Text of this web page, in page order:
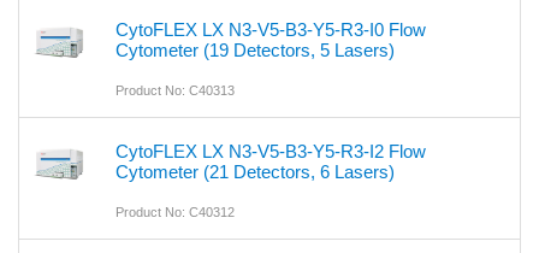
CytoFLEX LX N3-V5-B3-Y5-R3-I0 Flow
Cytometer (19 Detectors, 5 Lasers)
Product No: C40313
CytoFLEX LX N3-V5-B3-Y5-R3-I2 Flow
Cytometer (21 Detectors, 6 Lasers)
Product No: C40312